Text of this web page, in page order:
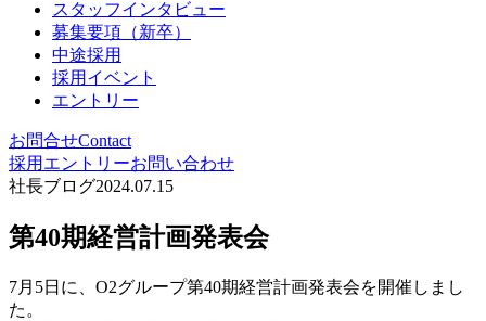
スタッフインタビュー
募集要項（新卒）
中途採用
採用イベント
エントリー
お問合せContact
採用エントリーお問い合わせ
社長ブログ2024.07.15
第40期経営計画発表会
7月5日に、O2グループ第40期経営計画発表会を開催しまし
た。